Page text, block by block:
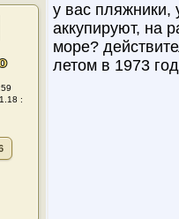
:
у вас пляжники,
аккупируют, на
море?
летом в 1973